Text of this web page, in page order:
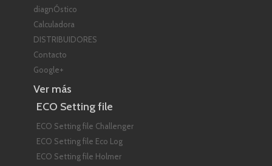
diagnÓstico
Calculadora
DISTRIBUIDORES
Contacto
Google+
Ver más
ECO Setting file
ECO Setting file Challenger
ECO Setting file Eco Log
ECO Setting file Holmer